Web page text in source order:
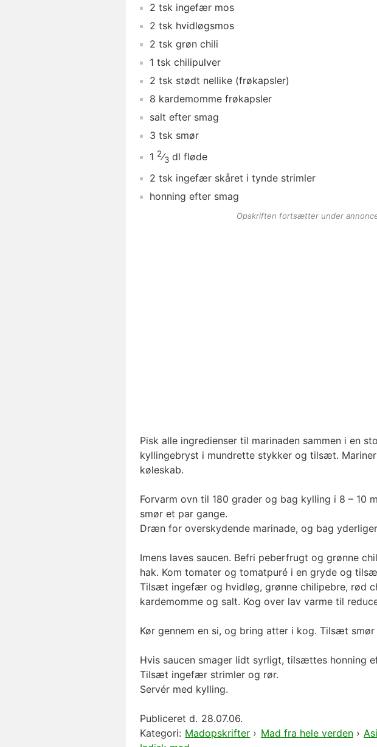
2 tsk ingefær mos
2 tsk hvidløgsmos
2 tsk grøn chili
1 tsk chilipulver
2 tsk stødt nellike (frøkapsler)
8 kardemomme frøkapsler
salt efter smag
3 tsk smør
1 2⁄3 dl fløde
2 tsk ingefær skåret i tynde strimler
honning efter smag
Opskriften fortsætter under
Pisk alle ingredienser til marinaden sammen i en
kyllingebryst i mundrette stykker og tilsæt.
køleskab.
Forvarm ovn til 180 grader og bag kylling i 8 – 10
smør et par gange.
Dræn for overskydende marinade, og bag
Imens laves saucen. Befri peberfrugt og grønne
hak. Kom tomater og tomatpuré i en gryde og
Tilsæt ingefær og hvidløg, grønne chilipebre, rød
kardemomme og salt. Kog over lav varme til
Kør gennem en si, og bring atter i kog. Tilsæt
Hvis saucen smager lidt syrligt, tilsættes honning
Tilsæt ingefær strimler og rør.
Servér med kylling.
Publiceret d. 28.07.06.
Kategori: Madopskrifter › Mad fra hele verden›